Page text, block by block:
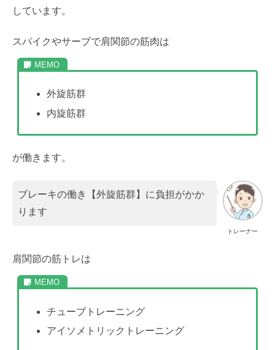
しています。
スパイクやサーブで肩関節の筋肉は
外旋筋群
内旋筋群
が働きます。
トレーナー
ブレーキの働き【外旋筋群】に負担がかか
ります
肩関節の筋トレは
チューブトレーニング
アイソメトリックトレーニング